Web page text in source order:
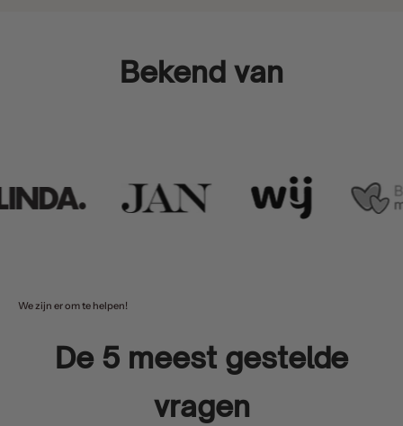
Bekend van
We zijn er om te helpen!
De 5 meest gestelde
vragen